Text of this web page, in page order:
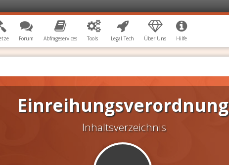
Forum Abfrageservices Tools Legal.Tech Über Uns Hilfe
Einreihungsverordnung
Inhaltsverzeichnis